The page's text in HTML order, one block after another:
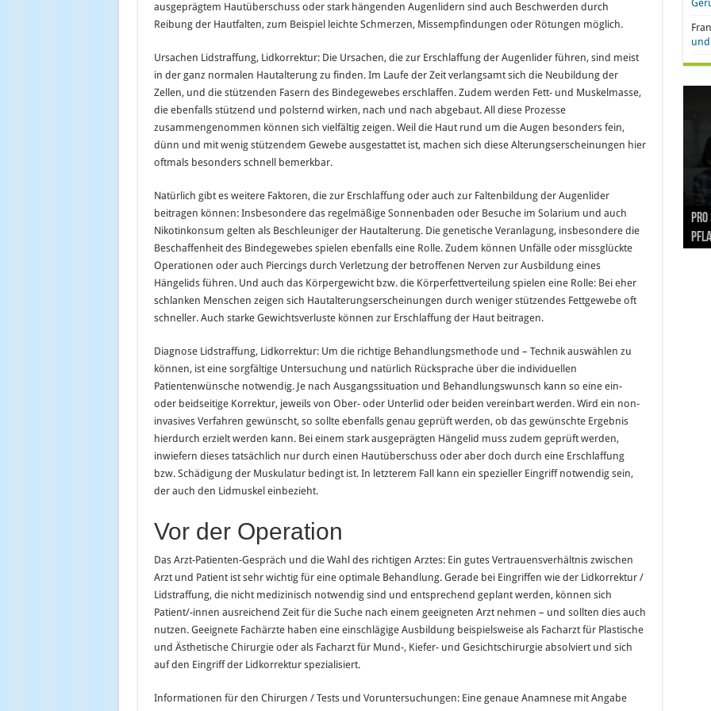
ausgeprägtem Hautüberschuss oder stark hängenden Augenlidern sind auch Beschwerden durch
Reibung der Hautfalten, zum Beispiel leichte Schmerzen, Missempfindungen oder Rötungen möglich.
Ursachen Lidstraffung, Lidkorrektur: Die Ursachen, die zur Erschlaffung der Augenlider führen, sind meist
in der ganz normalen Hautalterung zu finden. Im Laufe der Zeit verlangsamt sich die Neubildung der
Zellen, und die stützenden Fasern des Bindegewebes erschlaffen. Zudem werden Fett- und Muskelmasse,
die ebenfalls stützend und polsternd wirken, nach und nach abgebaut. All diese Prozesse
zusammengenommen können sich vielfältig zeigen. Weil die Haut rund um die Augen besonders fein,
dünn und mit wenig stützendem Gewebe ausgestattet ist, machen sich diese Alterungserscheinungen hier
oftmals besonders schnell bemerkbar.
Natürlich gibt es weitere Faktoren, die zur Erschlaffung oder auch zur Faltenbildung der Augenlider
beitragen können: Insbesondere das regelmäßige Sonnenbaden oder Besuche im Solarium und auch
Nikotinkonsum gelten als Beschleuniger der Hautalterung. Die genetische Veranlagung, insbesondere die
Beschaffenheit des Bindegewebes spielen ebenfalls eine Rolle. Zudem können Unfälle oder missglückte
Operationen oder auch Piercings durch Verletzung der betroffenen Nerven zur Ausbildung eines
Hängelids führen. Und auch das Körpergewicht bzw. die Körperfettverteilung spielen eine Rolle: Bei eher
schlanken Menschen zeigen sich Hautalterungserscheinungen durch weniger stützendes Fettgewebe oft
schneller. Auch starke Gewichtsverluste können zur Erschlaffung der Haut beitragen.
Diagnose Lidstraffung, Lidkorrektur: Um die richtige Behandlungsmethode und – Technik auswählen zu
können, ist eine sorgfältige Untersuchung und natürlich Rücksprache über die individuellen
Patientenwünsche notwendig. Je nach Ausgangssituation und Behandlungswunsch kann so eine ein-
oder beidseitige Korrektur, jeweils von Ober- oder Unterlid oder beiden vereinbart werden. Wird ein non-
invasives Verfahren gewünscht, so sollte ebenfalls genau geprüft werden, ob das gewünschte Ergebnis
hierdurch erzielt werden kann. Bei einem stark ausgeprägten Hängelid muss zudem geprüft werden,
inwiefern dieses tatsächlich nur durch einen Hautüberschuss oder aber doch durch eine Erschlaffung
bzw. Schädigung der Muskulatur bedingt ist. In letzterem Fall kann ein spezieller Eingriff notwendig sein,
der auch den Lidmuskel einbezieht.
Vor der Operation
Das Arzt-Patienten-Gespräch und die Wahl des richtigen Arztes: Ein gutes Vertrauensverhältnis zwischen
Arzt und Patient ist sehr wichtig für eine optimale Behandlung. Gerade bei Eingriffen wie der Lidkorrektur /
Lidstraffung, die nicht medizinisch notwendig sind und entsprechend geplant werden, können sich
Patient/-innen ausreichend Zeit für die Suche nach einem geeigneten Arzt nehmen – und sollten dies auch
nutzen. Geeignete Fachärzte haben eine einschlägige Ausbildung beispielsweise als Facharzt für Plastische
und Ästhetische Chirurgie oder als Facharzt für Mund-, Kiefer- und Gesichtschirurgie absolviert und sich
auf den Eingriff der Lidkorrektur spezialisiert.
Informationen für den Chirurgen / Tests und Voruntersuchungen: Eine genaue Anamnese mit Angabe
und
Pro